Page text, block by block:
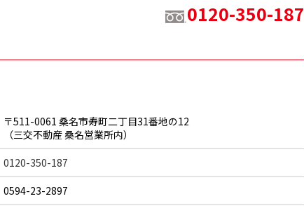
0120-350-187
〒511-0061 桑名市寿町二丁目31番地の12
（三交不動産 桑名営業所内）
0120-350-187
0594-23-2897